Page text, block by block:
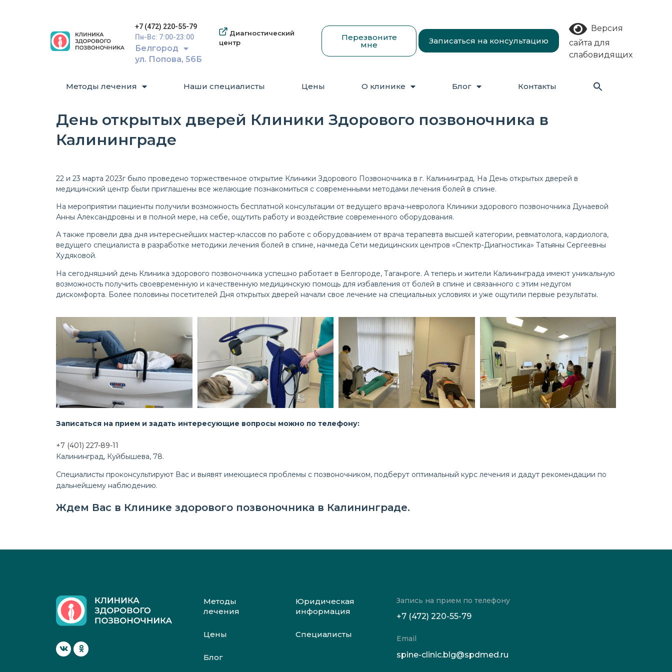
+7 (472) 220-55-79
Пн-Вс: 7:00-23:00
Белгород
ул. Попова, 56Б
Диагностический
центр
Перезвоните
мне Записаться на консультацию
Версия
сайта для
слабовидящих
Методы лечения Наши специалисты Цены О клинике Блог Контакты
День открытых дверей Клиники Здорового позвоночника в
Калининграде
22 и 23 марта 2023г было проведено торжественное открытие Клиники Здорового Позвоночника в г. Калининград. На День открытых дверей в
медицинский центр были приглашены все желающие познакомиться с современными методами лечения болей в спине.
На мероприятии пациенты получили возможность бесплатной консультации от ведущего врача-невролога Клиники здорового позвоночника Дунаевой
Анны Александровны и в полной мере, на себе, ощутить работу и воздействие современного оборудования.
А также провели два дня интереснейших мастер-классов по работе с оборудованием от врача терапевта высшей категории, ревматолога, кардиолога,
ведущего специалиста в разработке методики лечения болей в спине, начмеда Сети медицинских центров «Спектр-Диагностика» Татьяны Сергеевны
Худяковой.
На сегодняшний день Клиника здорового позвоночника успешно работает в Белгороде, Таганроге. А теперь и жители Калининграда имеют уникальную
возможность получить своевременную и качественную медицинскую помощь для избавления от болей в спине и связанного с этим недугом
дискомфорта. Более половины посетителей Дня открытых дверей начали свое лечение на специальных условиях и уже ощутили первые результаты.
Записаться на прием и задать интересующие вопросы можно по телефону:
+7 (401) 227-89-11
Калининград, Куйбышева, 78.
Специалисты проконсультируют Вас и выявят имеющиеся проблемы с позвоночником, подберут оптимальный курс лечения и дадут рекомендации по
дальнейшему наблюдению.
Ждем Вас в Клинике здорового позвоночника в Калининграде.
Методы
лечения
Цены
Блог
Юридическая
информация
Специалисты
Запись на прием по телефону
+7 (472) 220-55-79
Email
spine-clinic.blg@spdmed.ru